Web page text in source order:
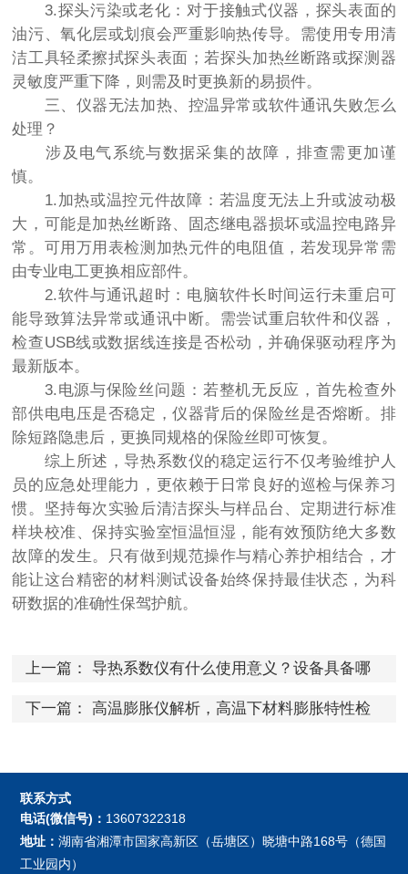
3.探头污染或老化：对于接触式仪器，探头表面的
油污、氧化层或划痕会严重影响热传导。需使用专用清
洁工具轻柔擦拭探头表面；若探头加热丝断路或探测器
灵敏度严重下降，则需及时更换新的易损件。
三、仪器无法加热、控温异常或软件通讯失败怎么
处理？
涉及电气系统与数据采集的故障，排查需更加谨
慎。
1.加热或温控元件故障：若温度无法上升或波动极
大，可能是加热丝断路、固态继电器损坏或温控电路异
常。可用万用表检测加热元件的电阻值，若发现异常需
由专业电工更换相应部件。
2.软件与通讯超时：电脑软件长时间运行未重启可
能导致算法异常或通讯中断。需尝试重启软件和仪器，
检查USB线或数据线连接是否松动，并确保驱动程序为
最新版本。
3.电源与保险丝问题：若整机无反应，首先检查外
部供电电压是否稳定，仪器背后的保险丝是否熔断。排
除短路隐患后，更换同规格的保险丝即可恢复。
综上所述，导热系数仪的稳定运行不仅考验维护人
员的应急处理能力，更依赖于日常良好的巡检与保养习
惯。坚持每次实验后清洁探头与样品台、定期进行标准
样块校准、保持实验室恒温恒湿，能有效预防绝大多数
故障的发生。只有做到规范操作与精心养护相结合，才
能让这台精密的材料测试设备始终保持最佳状态，为科
研数据的准确性保驾护航。
上一篇： 导热系数仪有什么使用意义？设备具备哪
下一篇： 高温膨胀仪解析，高温下材料膨胀特性检
联系方式
电话(微信号)： 13607322318
地址：湖南省湘潭市国家高新区（岳塘区）晓塘中路168号（德国
工业园内）